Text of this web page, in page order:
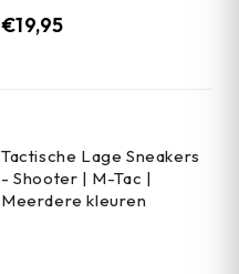
€19,95
Tactische Lage Sneakers
- Shooter | M-Tac |
Meerdere kleuren